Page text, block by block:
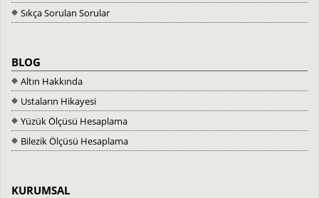
Sıkça Sorulan Sorular
BLOG
Altın Hakkında
Ustaların Hikayesi
Yüzük Ölçüsü Hesaplama
Bilezik Ölçüsü Hesaplama
KURUMSAL